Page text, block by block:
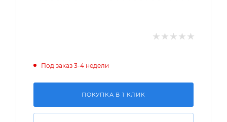
Под заказ 3-4 недели
ПОКУПКА В 1 КЛИК